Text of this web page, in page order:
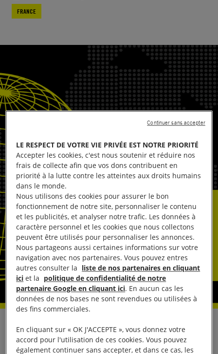
FRANCE
Il est urgent que le gouvernement français mette en
place un plan d’action national pour protéger les
LE RESPECT DE VOTRE VIE PRIVÉE EST NOTRE PRIORITÉ
Accepter les cookies, c'est nous soutenir et réduire nos
frais de collecte afin que vos dons contribuent en
priorité à la lutte contre les atteintes aux droits humains
dans le monde.
Nous utilisons des cookies pour assurer le bon
fonctionnement de notre site, personnaliser le contenu
et les publicités, et analyser notre trafic. Les données à
caractère personnel et les cookies que nous collectons
peuvent être utilisés pour personnaliser les annonces.
Nous partageons aussi certaines informations sur votre
navigation avec nos partenaires. Vous pouvez entres
autres consulter la liste de nos partenaires en cliquant
ici et la politique de confidentialité de notre
partenaire Google en cliquant ici. En aucun cas les
données de nos bases ne sont revendues ou utilisées à
des fins commerciales.
En cliquant sur « OK J'ACCEPTE », vous donnez votre
accord pour l'utilisation de ces cookies. Vous pouvez
également continuer sans accepter, et dans ce cas, les
Continuer sans accepter